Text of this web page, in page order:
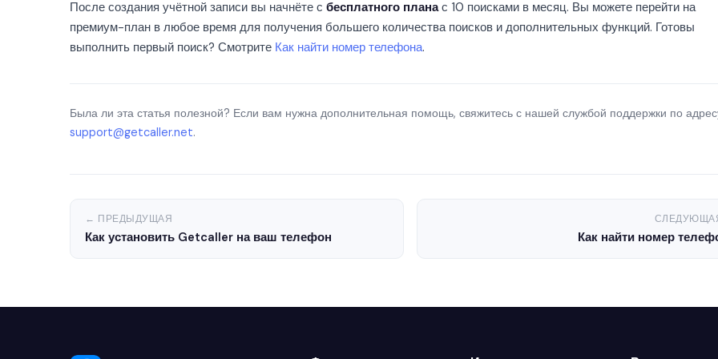
После создания учётной записи вы начнёте с бесплатного планас 10 поисками в месяц. Вы можете перейти на
премиум-план в любое время для получения большего количества поисков и дополнительных функций. Готовы
выполнить первый поиск? Смотрите Как найти номер телефона.
Была ли эта статья полезной? Если вам нужна дополнительная помощь, свяжитесь с нашей службой поддержки по
support@getcaller.net.
← ПРЕДЫДУЩАЯ
Как установить Getcaller на ваш телефон Как найти номер